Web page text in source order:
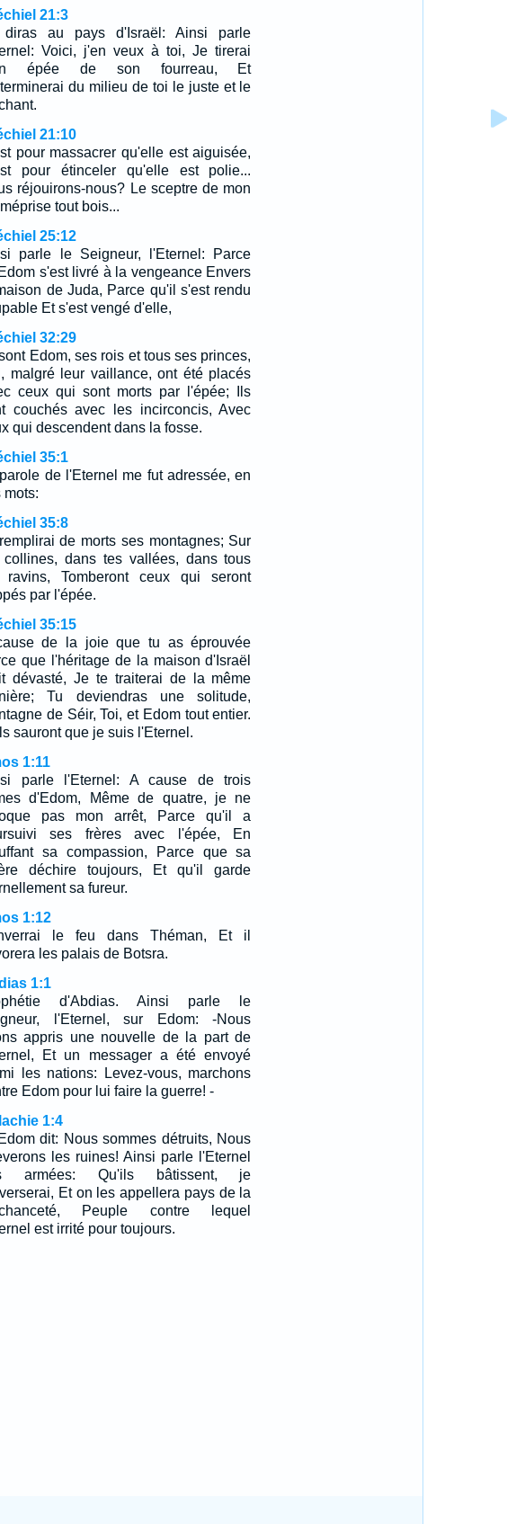
21:3
diras au pays d'Israël: Ainsi parle
Voici, j'en veux à toi, Je tirerai
épée de son fourreau, Et
du milieu de toi le juste et le
21:10
pour massacrer qu'elle est aiguisée,
pour étinceler qu'elle est polie...
réjouirons-nous? Le sceptre de mon
tout bois...
25:12
parle le Seigneur, l'Eternel: Parce
s'est livré à la vengeance Envers
de Juda, Parce qu'il s'est rendu
Et s'est vengé d'elle,
32:29
Edom, ses rois et tous ses princes,
malgré leur vaillance, ont été placés
ceux qui sont morts par l'épée; Ils
couchés avec les incirconcis, Avec
qui descendent dans la fosse.
35:1
de l'Eternel me fut adressée, en
mots:
35:8
de morts ses montagnes; Sur
collines, dans tes vallées, dans tous
ravins, Tomberont ceux qui seront
par l'épée.
35:15
de la joie que tu as éprouvée
que l'héritage de la maison d'Israël
dévasté, Je te traiterai de la même
Tu deviendras une solitude,
de Séir, Toi, et Edom tout entier.
sauront que je suis l'Eternel.
1:11
parle l'Eternel: A cause de trois
d'Edom, Même de quatre, je ne
pas mon arrêt, Parce qu'il a
ses frères avec l'épée, En
sa compassion, Parce que sa
déchire toujours, Et qu'il garde
sa fureur.
1:12
le feu dans Théman, Et il
les palais de Botsra.
1:1
d'Abdias. Ainsi parle le
l'Eternel, sur Edom: -Nous
appris une nouvelle de la part de
Et un messager a été envoyé
les nations: Levez-vous, marchons
Edom pour lui faire la guerre! -
1:4
dit: Nous sommes détruits, Nous
les ruines! Ainsi parle l'Eternel
armées: Qu'ils bâtissent, je
Et on les appellera pays de la
Peuple contre lequel
est irrité pour toujours.